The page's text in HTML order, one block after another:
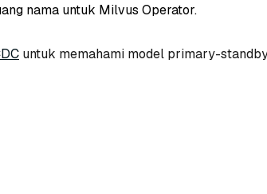
nama untuk Milvus Operator.
untuk memahami model primary-